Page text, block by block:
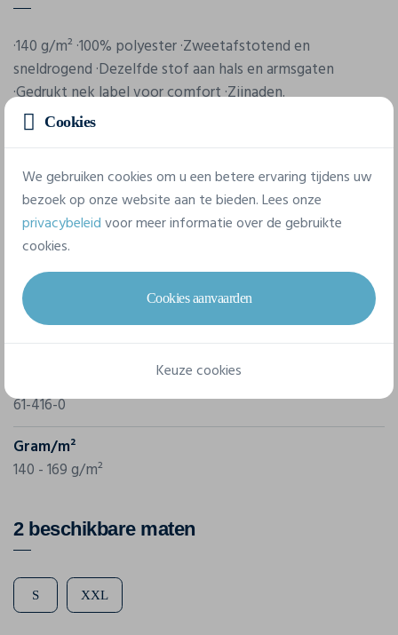
·140 g/m² ·100% polyester ·Zweetafstotend en
sneldrogend ·Dezelfde stof aan hals en armsgaten
·Gedrukt nek label voor comfort ·Zijnaden.
Eigenschappen
Merk
Fol
61-416-0
Gram/m²
140 - 169 g/m²
2 beschikbare maten
S XXL
Cookies
We gebruiken cookies om u een betere ervaring tijdens uw
bezoek op onze website aan te bieden. Lees onze
privacybeleidvoor meer informatie over de gebruikte
cookies.
Cookies aanvaarden
Keuze cookies